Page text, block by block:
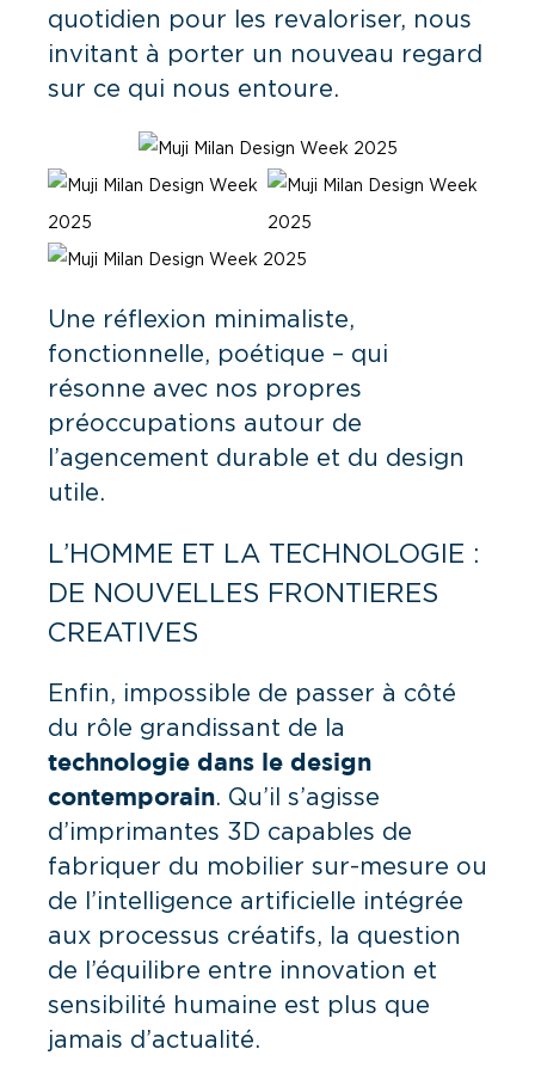
quotidien pour les revaloriser, nous
invitant à porter un nouveau regard
sur ce qui nous entoure.
Une réflexion minimaliste,
fonctionnelle, poétique – qui
résonne avec nos propres
préoccupations autour de
l’agencement durable et du design
utile.
L’HOMME ET LA TECHNOLOGIE :
DE NOUVELLES FRONTIERES
CREATIVES
Enfin, impossible de passer à côté
du rôle grandissant de la
technologie dans le design
contemporain. Qu’il s’agisse
d’imprimantes 3D capables de
fabriquer du mobilier sur-mesure ou
de l’intelligence artificielle intégrée
aux processus créatifs, la question
de l’équilibre entre innovation et
sensibilité humaine est plus que
jamais d’actualité.